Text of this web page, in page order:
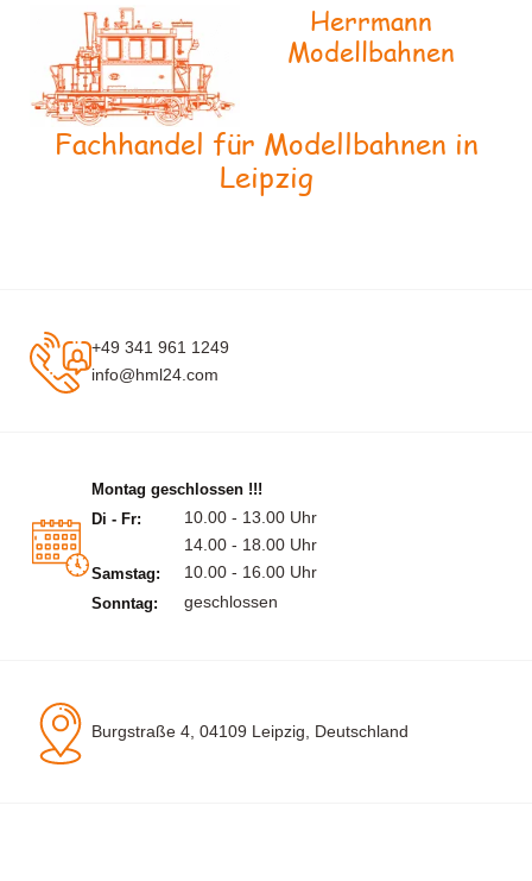
Herrmann
Modellbahnen
Fachhandel für Modellbahnen in
Leipzig
+49 341 961 1249
info@hml24.com
Montag geschlossen !!!
Di - Fr:
10.00 - 13.00 Uhr
14.00 - 18.00 Uhr
Samstag: 10.00 - 16.00 Uhr
Sonntag: geschlossen
Burgstraße 4, 04109 Leipzig, Deutschland